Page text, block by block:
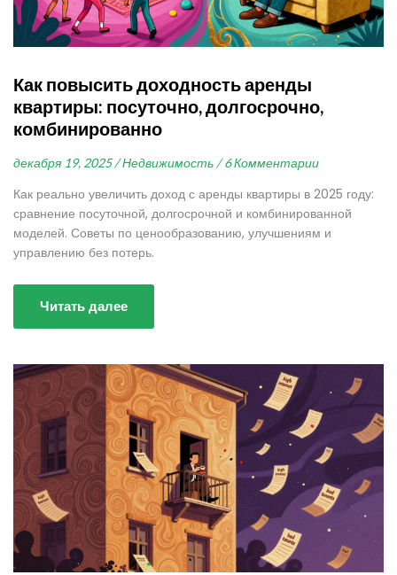
Как повысить доходность аренды
квартиры: посуточно, долгосрочно,
комбинированно
декабря 19, 2025 / Недвижимость / 6 Комментарии
Как реально увеличить доход с аренды квартиры в 2025 году:
сравнение посуточной, долгосрочной и комбинированной
моделей. Советы по ценообразованию, улучшениям и
управлению без потерь.
Читать далее